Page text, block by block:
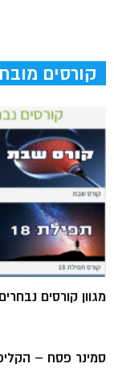
קורסים
מגוון קורסים
סמינר פסח –